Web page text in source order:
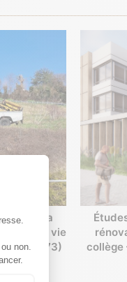
pour la
cœur de vie
Aix (73)
collège
:
non.